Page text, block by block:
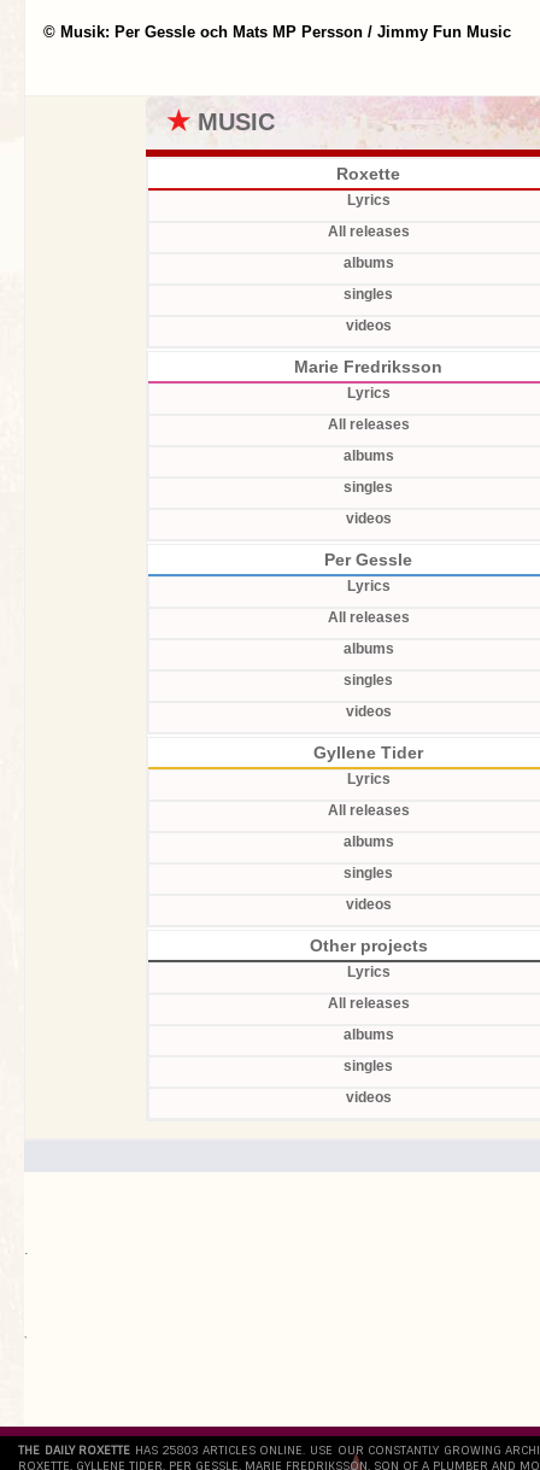
© Musik: Per Gessle och Mats MP Persson / Jimmy Fun Music
★ MUSIC
Roxette
Lyrics
All releases
albums
singles
videos
Marie Fredriksson
Lyrics
All releases
albums
singles
videos
Per Gessle
Lyrics
All releases
albums
singles
videos
Gyllene Tider
Lyrics
All releases
albums
singles
videos
Other projects
Lyrics
All releases
albums
singles
videos
.
`
THE DAILY ROXETTE HAS 25803 ARTICLES ONLINE. USE OUR CONSTANTLY GROWING
ROXETTE, GYLLENE TIDER, PER GESSLE, MARIE FREDRIKSSON, SON OF A PLUMBER AND